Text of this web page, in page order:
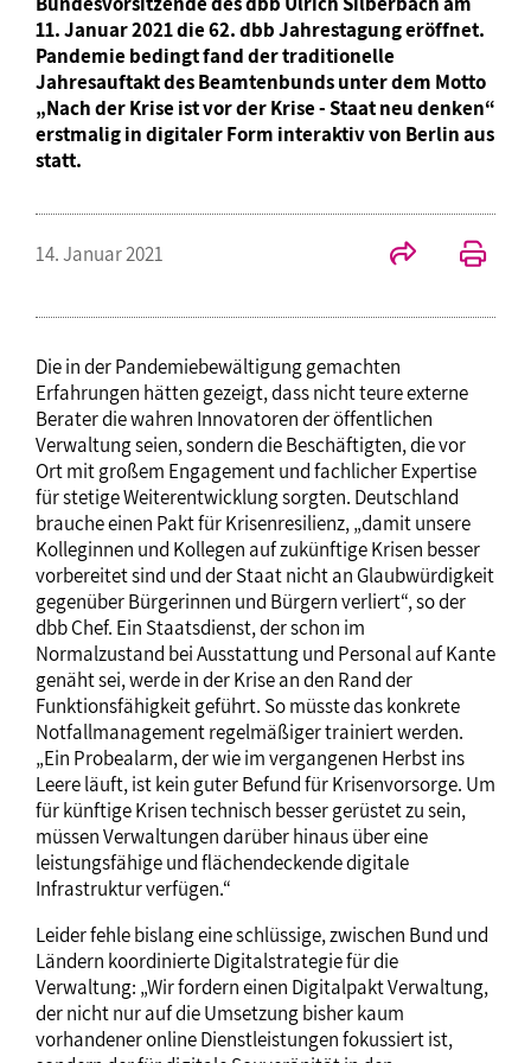
11. Januar 2021 die 62. dbb Jahrestagung eröffnet.
Pandemie bedingt fand der traditionelle
Jahresauftakt des Beamtenbunds unter dem Motto
„Nach der Krise ist vor der Krise - Staat neu denken“
erstmalig in digitaler Form interaktiv von Berlin aus
statt.
14. Januar 2021
Die in der Pandemiebewältigung gemachten
Erfahrungen hätten gezeigt, dass nicht teure externe
Berater die wahren Innovatoren der öffentlichen
Verwaltung seien, sondern die Beschäftigten, die vor
Ort mit großem Engagement und fachlicher Expertise
für stetige Weiterentwicklung sorgten. Deutschland
brauche einen Pakt für Krisenresilienz, „damit unsere
Kolleginnen und Kollegen auf zukünftige Krisen besser
vorbereitet sind und der Staat nicht an Glaubwürdigkeit
gegenüber Bürgerinnen und Bürgern verliert“, so der
dbb Chef. Ein Staatsdienst, der schon im
Normalzustand bei Ausstattung und Personal auf Kante
genäht sei, werde in der Krise an den Rand der
Funktionsfähigkeit geführt. So müsste das konkrete
Notfallmanagement regelmäßiger trainiert werden.
„Ein Probealarm, der wie im vergangenen Herbst ins
Leere läuft, ist kein guter Befund für Krisenvorsorge. Um
für künftige Krisen technisch besser gerüstet zu sein,
müssen Verwaltungen darüber hinaus über eine
leistungsfähige und flächendeckende digitale
Infrastruktur verfügen.“
Leider fehle bislang eine schlüssige, zwischen Bund und
Ländern koordinierte Digitalstrategie für die
Verwaltung: „Wir fordern einen Digitalpakt Verwaltung,
der nicht nur auf die Umsetzung bisher kaum
vorhandener online Dienstleistungen fokussiert ist,